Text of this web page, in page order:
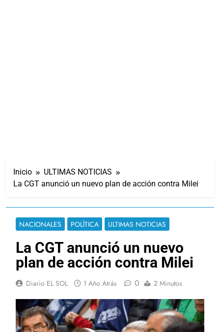
Inicio
ULTIMAS NOTICIAS
La CGT anunció un nuevo plan de acción contra Milei
NACIONALES POLÍTICA ULTIMAS NOTICIAS
La CGT anunció un nuevo
plan de acción contra Milei
Diario EL SOL 1 Año Atrás 0 2 Minutos